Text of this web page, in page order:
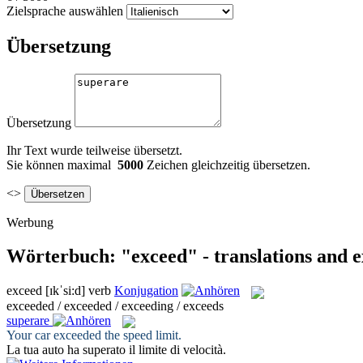
Zielsprache auswählen
Übersetzung
Übersetzung
Ihr Text wurde teilweise übersetzt.
Sie können maximal 5000 Zeichen gleichzeitig übersetzen.
<>
Werbung
Wörterbuch: "exceed" - translations and
exceed [ɪkˈsi:d] verb Konjugation
exceeded / exceeded / exceeding / exceeds
superare
Your carexceeded the speed limit.
La tua auto ha superato il limite di velocità.